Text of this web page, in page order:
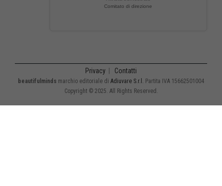
Comitato di direzione
Privacy Contatti
beautifulminds marchio editoriale di Adiuvare S.r.l. Partita IVA 15662501004
Copyright © 2025. All Rights Reserved.